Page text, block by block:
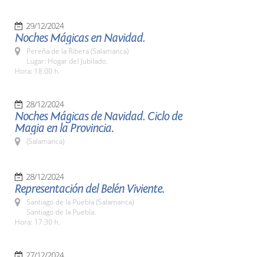
29/12/2024
Noches Mágicas en Navidad.
Pereña de la Ribera (Salamanca)
Lugar: Hogar del Jubilado.
Hora: 18:00 h.
28/12/2024
Noches Mágicas de Navidad. Ciclo de
Magia en la Provincia.
(Salamanca)
28/12/2024
Representación del Belén Viviente.
Santiago de la Puebla (Salamanca)
Santiago de la Puebla.
Hora: 17:30 h.